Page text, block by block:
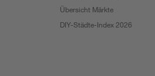
Übersicht Märkte
DIY-Städte-Index 2026